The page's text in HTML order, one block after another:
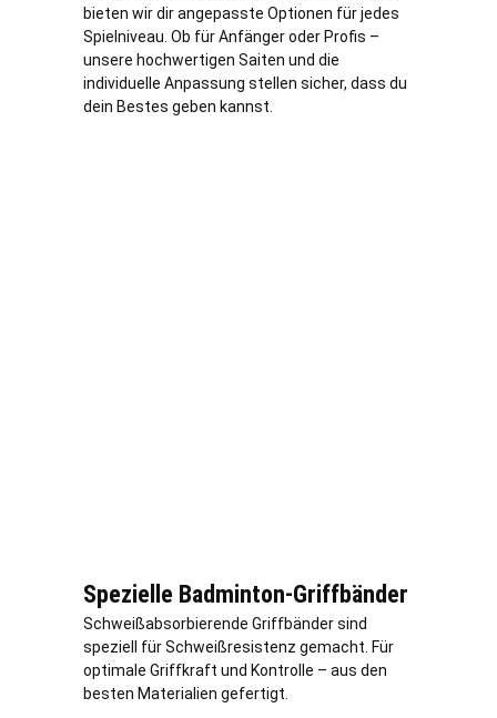
bieten wir dir angepasste Optionen für jedes
Spielniveau. Ob für Anfänger oder Profis –
unsere hochwertigen Saiten und die
individuelle Anpassung stellen sicher, dass du
dein Bestes geben kannst.
Spezielle Badminton-Griffbänder
Schweißabsorbierende Griffbänder sind
speziell für Schweißresistenz gemacht. Für
optimale Griffkraft und Kontrolle – aus den
besten Materialien gefertigt.